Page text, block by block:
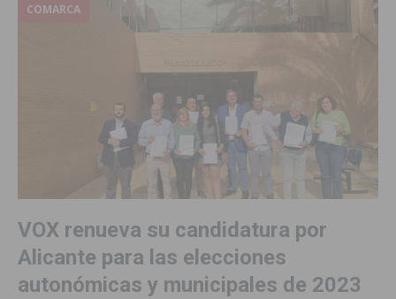
COMARCA
VOX renueva su candidatura por
Alicante para las elecciones
autonómicas y municipales de 2023